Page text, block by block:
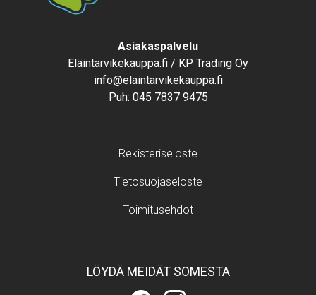
Asiakaspalvelu
Eläintarvikekauppa.fi / KP Trading Oy
info@elaintarvikekauppa.fi
Puh: 045 7837 9475
Rekisteriseloste
Tietosuojaseloste
Toimitusehdot
LÖYDÄ MEIDÄT SOMESTA